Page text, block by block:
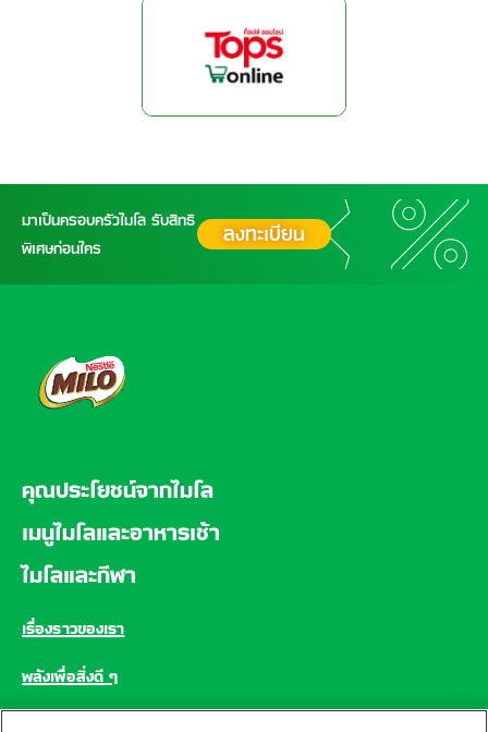
มาเป็นครอบครัวไมโล รับสิทธิ
พิเศษก่อนใคร
ลงทะเบียน
คุณประโยชน์จากไมโล
เมนูไมโลและอาหารเช้า
ไมโลและกีฬา
เรื่องราวของเรา
พลังเพื่อสิ่งดี ๆ